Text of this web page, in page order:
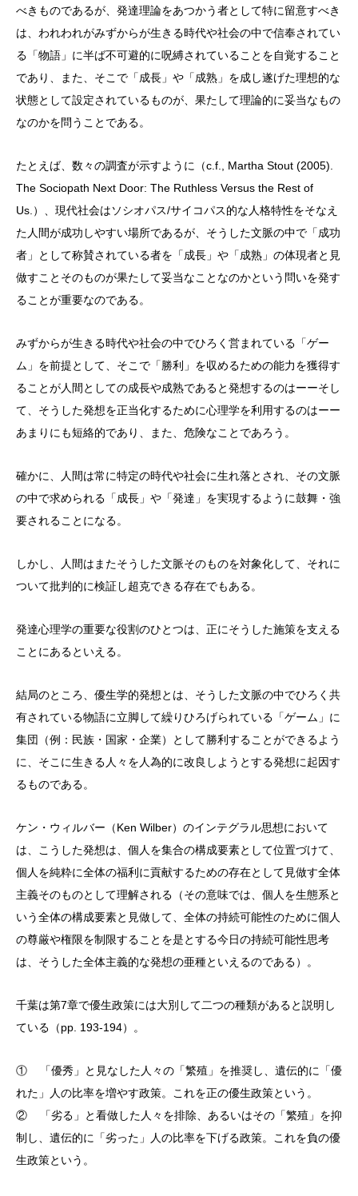
べきものであるが、発達理論をあつかう者として特に留意すべき
は、われわれがみずからが生きる時代や社会の中で信奉されてい
る「物語」に半ば不可避的に呪縛されていることを自覚すること
であり、また、そこで「成長」や「成熟」を成し遂げた理想的な
状態として設定されているものが、果たして理論的に妥当なもの
なのかを問うことである。
たとえば、数々の調査が示すように（c.f., Martha Stout (2005).
The Sociopath Next Door: The Ruthless Versus the Rest of
Us.）、現代社会はソシオパス/サイコパス的な人格特性をそなえ
た人間が成功しやすい場所であるが、そうした文脈の中で「成功
者」として称賛されている者を「成長」や「成熟」の体現者と見
做すことそのものが果たして妥当なことなのかという問いを発す
ることが重要なのである。
みずからが生きる時代や社会の中でひろく営まれている「ゲー
ム」を前提として、そこで「勝利」を収めるための能力を獲得す
ることが人間としての成長や成熟であると発想するのはーーそし
て、そうした発想を正当化するために心理学を利用するのはーー
あまりにも短絡的であり、また、危険なことであろう。
確かに、人間は常に特定の時代や社会に生れ落とされ、その文脈
の中で求められる「成長」や「発達」を実現するように鼓舞・強
要されることになる。
しかし、人間はまたそうした文脈そのものを対象化して、それに
ついて批判的に検証し超克できる存在でもある。
発達心理学の重要な役割のひとつは、正にそうした施策を支える
ことにあるといえる。
結局のところ、優生学的発想とは、そうした文脈の中でひろく共
有されている物語に立脚して繰りひろげられている「ゲーム」に
集団（例：民族・国家・企業）として勝利することができるよう
に、そこに生きる人々を人為的に改良しようとする発想に起因す
るものである。
ケン・ウィルバー（Ken Wilber）のインテグラル思想において
は、こうした発想は、個人を集合の構成要素として位置づけて、
個人を純粋に全体の福利に貢献するための存在として見做す全体
主義そのものとして理解される（その意味では、個人を生態系と
いう全体の構成要素と見做して、全体の持続可能性のために個人
の尊厳や権限を制限することを是とする今日の持続可能性思考
は、そうした全体主義的な発想の亜種といえるのである）。
千葉は第7章で優生政策には大別して二つの種類があると説明し
ている（pp. 193-194）。
① 「優秀」と見なした人々の「繁殖」を推奨し、遺伝的に「優
れた」人の比率を増やす政策。これを正の優生政策という。
② 「劣る」と看做した人々を排除、あるいはその「繁殖」を抑
制し、遺伝的に「劣った」人の比率を下げる政策。これを負の優
生政策という。